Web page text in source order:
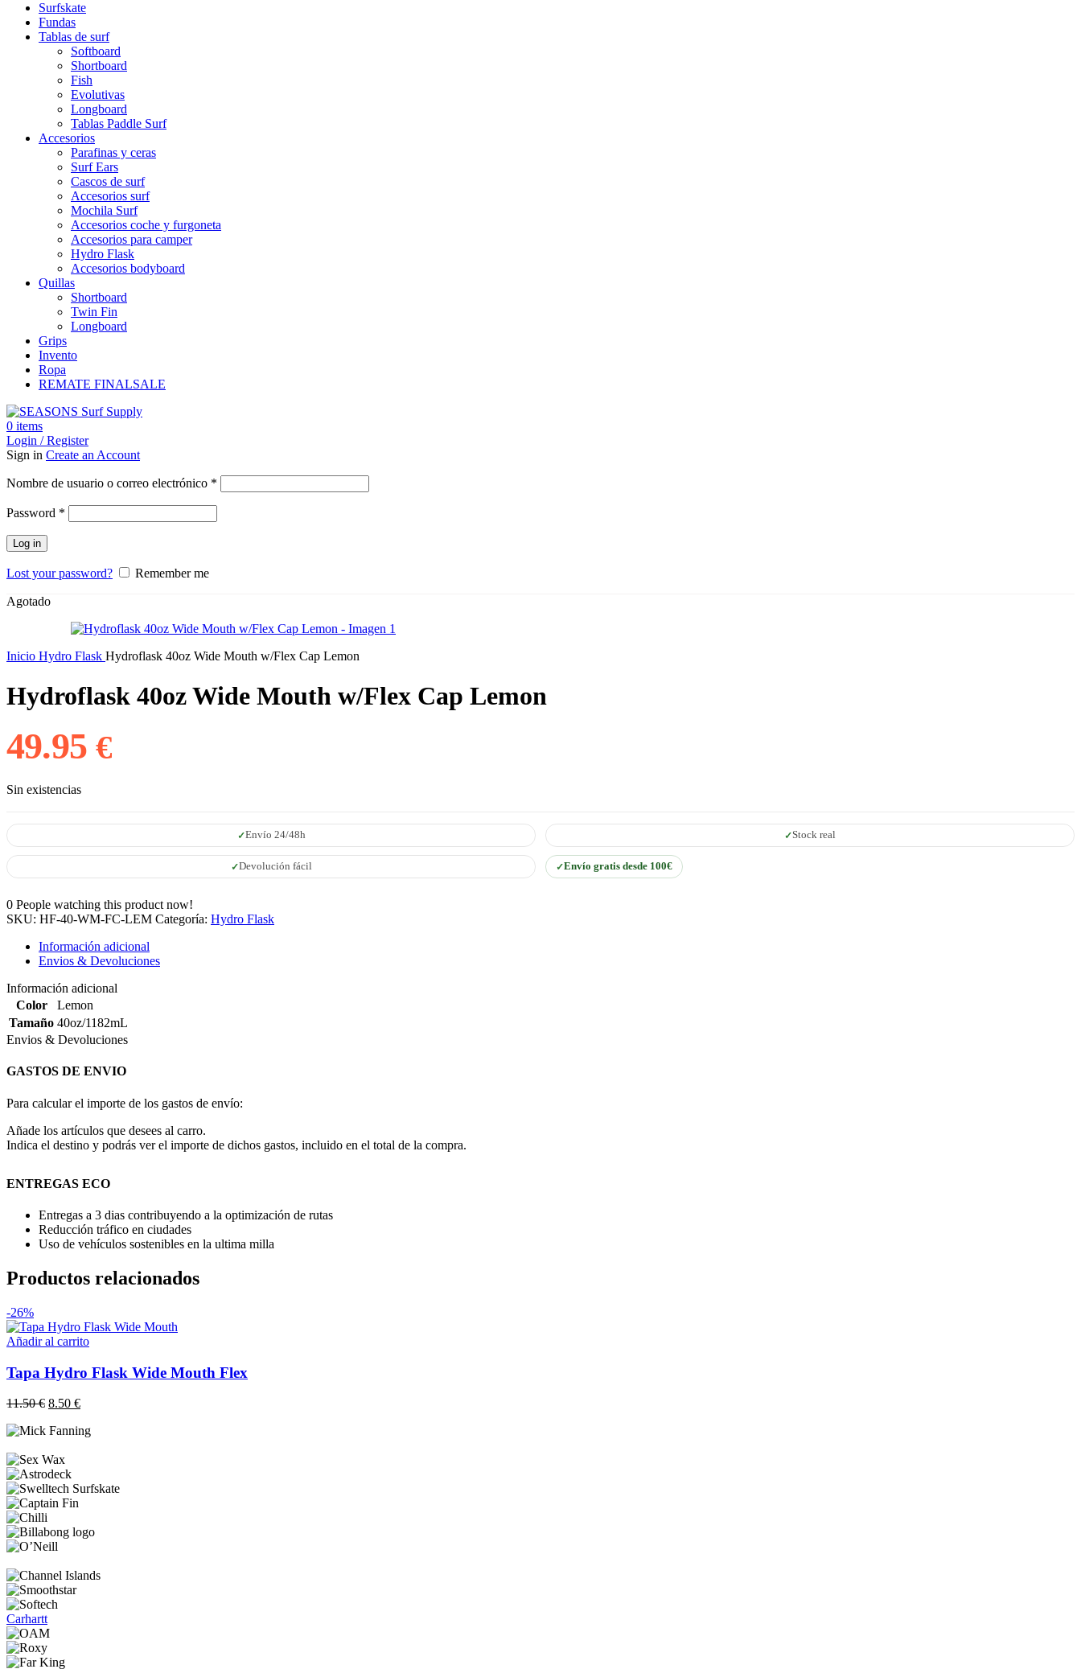
Surfskate
Fundas
Tablas de surf
Softboard
Shortboard
Fish
Evolutivas
Longboard
Tablas Paddle Surf
Accesorios
Parafinas y ceras
Surf Ears
Cascos de surf
Accesorios surf
Mochila Surf
Accesorios coche y furgoneta
Accesorios para camper
Hydro Flask
Accesorios bodyboard
Quillas
Shortboard
Twin Fin
Longboard
Grips
Invento
Ropa
REMATE FINALSALE
0 items
Login / Register
Sign in Create an Account
Nombre de usuario o correo electrónico *
Password *
Log in
Lost your password? Remember me
Agotado
Inicio Hydro Flask Hydroflask 40oz Wide Mouth w/Flex Cap Lemon
Hydroflask 40oz Wide Mouth w/Flex Cap Lemon
49.95€
Sin existencias
Envío 24/48h Stock real
Devolución fácil Envío gratis desde 100€
0 People watching this product now!
SKU: HF-40-WM-FC-LEM Categoría: Hydro Flask
Información adicional
Envios & Devoluciones
Información adicional
Color
Lemon
Tamaño 40oz/1182mL
Envios & Devoluciones
GASTOS DE ENVIO
Para calcular el importe de los gastos de envío:
Añade los artículos que desees al carro.
Indica el destino y podrás ver el importe de dichos gastos, incluido en el total de la compra.
ENTREGAS ECO
Entregas a 3 dias contribuyendo a la optimización de rutas
Reducción tráfico en ciudades
Uso de vehículos sostenibles en la ultima milla
Productos relacionados
-26%
Añadir al carrito
Tapa Hydro Flask Wide Mouth Flex
11.50€ El
original
11.50 €.
8.50 €El
actual
Carhartt